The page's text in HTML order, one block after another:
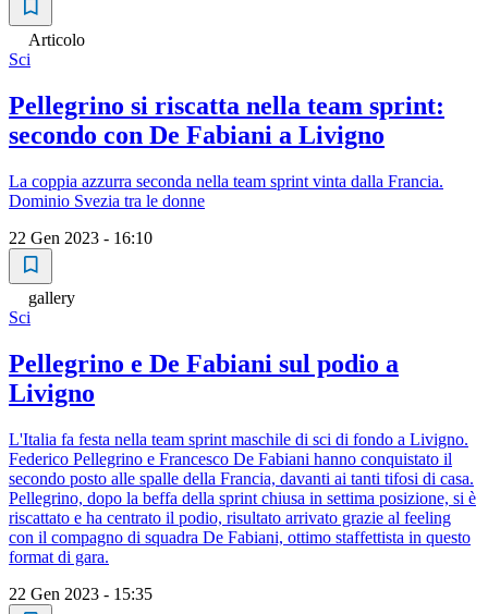
Articolo
Sci
Pellegrino si riscatta nella team sprint:
secondo con De Fabiani a Livigno
La coppia azzurra seconda nella team sprint vinta dalla Francia.
Dominio Svezia tra le donne
22 Gen 2023 - 16:10
gallery
Sci
Pellegrino e De Fabiani sul podio a
Livigno
L'Italia fa festa nella team sprint maschile di sci di fondo a Livigno.
Federico Pellegrino e Francesco De Fabiani hanno conquistato il
secondo posto alle spalle della Francia, davanti ai tanti tifosi di casa.
Pellegrino, dopo la beffa della sprint chiusa in settima posizione, si è
riscattato e ha centrato il podio, risultato arrivato grazie al feeling
con il compagno di squadra De Fabiani, ottimo staffettista in questo
format di gara.
22 Gen 2023 - 15:35